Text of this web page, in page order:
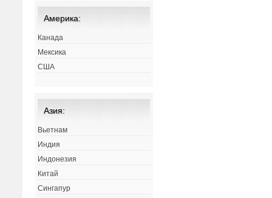
Америка:
Канада
Мексика
США
Азия:
Вьетнам
Индия
Индонезия
Китай
Сингапур